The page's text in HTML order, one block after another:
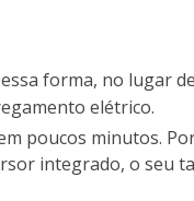
forma, no lugar
elétrico.
poucos minutos.
integrado, o seu